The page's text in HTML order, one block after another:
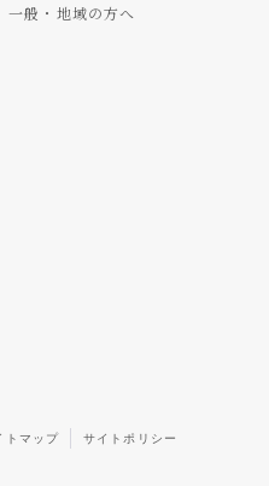
一般・地域の方へ
トマップ サイトポリシー